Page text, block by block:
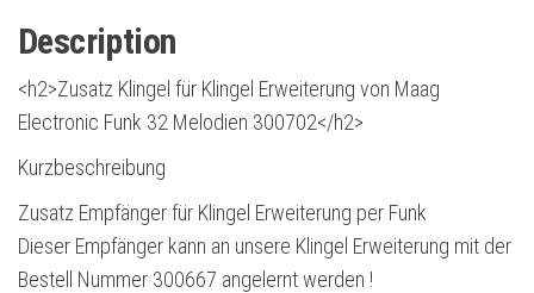
Description
<h2>Zusatz Klingel für Klingel Erweiterung von Maag
Electronic Funk 32 Melodien 300702</h2>
Kurzbeschreibung
Zusatz Empfänger für Klingel Erweiterung per Funk
Dieser Empfänger kann an unsere Klingel Erweiterung mit der
Bestell Nummer 300667 angelernt werden !